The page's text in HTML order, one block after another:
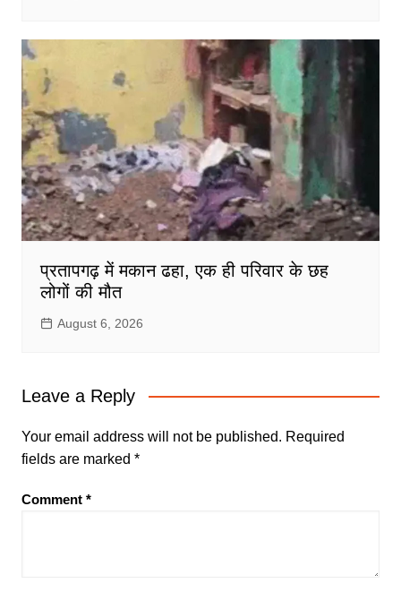
प्रतापगढ़ में मकान ढहा, एक ही परिवार के छह
लोगों की मौत
August 6, 2026
Leave a Reply
Your email address will not be published. Required
fields are marked *
Comment *